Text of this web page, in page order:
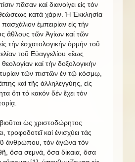
πᾶσαν καί διανοίγει εἰς τόν
κατά χάριν. Ἡ Ἐκκλησία
ἐμπειρίαν εἰς τήν
ἄθλους τῶν Ἁγίων καί τῶν
τήν ἐσχατολογικήν ὁρμήν τοῦ
τοῦ Εὐαγγελίου «ἕως
καί τήν δοξολογικήν
τῶν πιστῶν ἐν τῷ κόσμῳ,
καί τῆς ἀλληλεγγύης, εἰς
ὅτι τό κακόν δέν ἔχει τόν
ὡς χριστοδώρητος
τροφοδοτεῖ καί ἐνισχύει τάς
ἀνθρώπου, τόν ἀγῶνα τόν
ὅσα σεμνά, ὅσα δίκαια, ὅσα